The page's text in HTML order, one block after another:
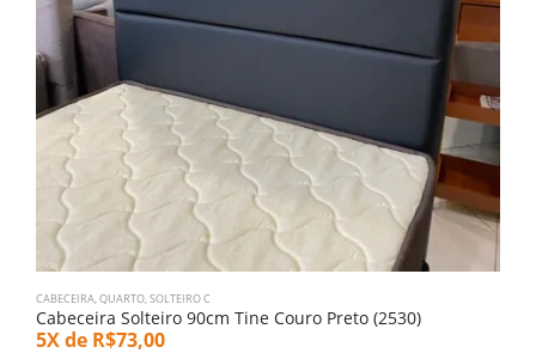
CABECEIRA,QUARTO,SOLTEIRO C
Cabeceira Solteiro 90cm Tine Couro Preto (2530)
5X de R$73,00